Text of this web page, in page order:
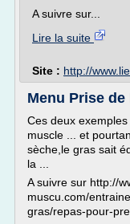
A suivre sur...
Lire la suite
Site : http://
Menu Prise
Ces deux
muscle ... et
sèche,le gras sait
la ...
A suivre sur http://
muscu.com/
gras/repas-pour-